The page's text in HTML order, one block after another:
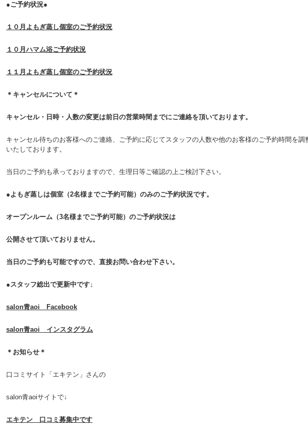
●ご予約状況●
１０月よもぎ蒸し個室のご予約状況
１０月ハマム浴ご予約状況
１１月よもぎ蒸し個室のご予約状況
＊キャンセルについて＊
キャンセル・日時・人数の変更は前日の営業時間までにご連絡を頂いております。
キャンセル待ちのお客様へのご連絡、ご予約に応じてスタッフの人数や他のお客様のご予約時間を調
いたしております。
当日のご予約も承っておりますので、生理日等ご確認の上ご検討下さい。
●よもぎ蒸しは個室（2名様までご予約可能）のみのご予約状況です。
オープンルーム（3名様までご予約可能）のご予約状況は
公開させて頂いておりません。
当日のご予約も可能ですので、直接お問い合わせ下さい。
●スタッフ総出で更新中です↓
salon青aoi Facebook
salon青aoi インスタグラム
＊お知らせ＊
口コミサイト「エキテン」さんの
salon青aoiサイトで↓
エキテン 口コミ募集中です